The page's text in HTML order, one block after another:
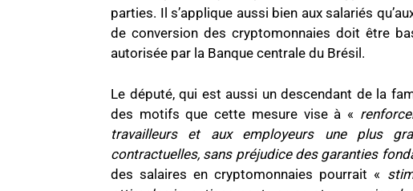
parties. Il s’applique aussi bien aux salariés
de conversion des cryptomonnaies doit être
autorisée par la Banque centrale du Brésil.
Le député, qui est aussi un descendant de la
des motifs que cette mesure vise à «
travailleurs et aux employeurs une plus
contractuelles, sans préjudice des garanties
des salaires en cryptomonnaies pourrait «